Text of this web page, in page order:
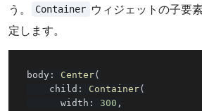
う。
Container ウィジェットの子要
定します。
body : Center(
    child
: Container(
      width
: 300 ,